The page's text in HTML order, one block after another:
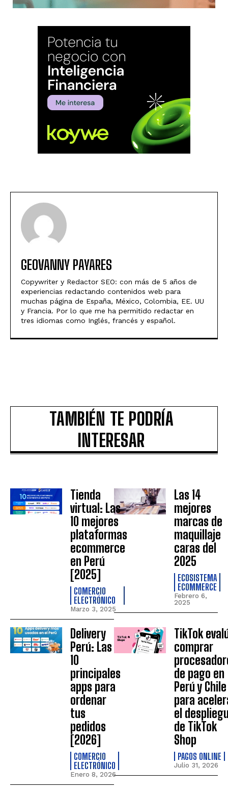
GEOVANNY PAYARES
Copywriter y Redactor SEO: con más de 5 años de
experiencias redactando contenidos web para
muchas página de España, México, Colombia, EE. UU
y Francia. Por lo que me ha permitido redactar en
tres idiomas como Inglés, francés y español.
TAMBIÉN TE PODRÍA
INTERESAR
Tienda
virtual: Las
10 mejores
plataformas
ecommerce
en Perú
[2025]
COMERCIO
ELECTRÓNICO
Marzo 3, 2025
Las 14
mejores
marcas de
maquillaje
caras del
2025
ECOSISTEMA
ECOMMERCE
Febrero 6,
2025
Delivery
Perú: Las
10
principales
apps para
ordenar
tus
pedidos
[2026]
COMERCIO
ELECTRÓNICO
Enero 8, 2026
TikTok
comprar
de pago en
Perú y Chile
para
el
de TikTok
Shop
PAGOS ONLINE
Julio 31, 2026